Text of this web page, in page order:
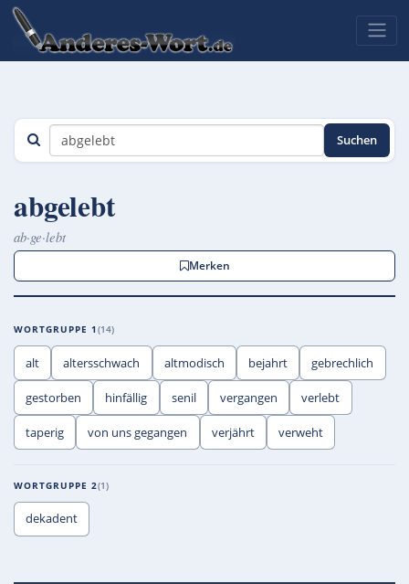
Suchen
abgelebt
ab·ge·lebt
Merken
WORTGRUPPE 1 14
alt altersschwach altmodisch bejahrt gebrechlich
gestorben hinfällig senil vergangen verlebt
taperig von uns gegangen verjährt verweht
WORTGRUPPE 2 1
dekadent